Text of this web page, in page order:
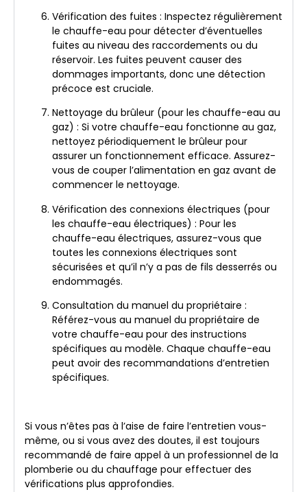
Vérification des fuites : Inspectez régulièrement
le chauffe-eau pour détecter d’éventuelles
fuites au niveau des raccordements ou du
réservoir. Les fuites peuvent causer des
dommages importants, donc une détection
précoce est cruciale.
Nettoyage du brûleur (pour les chauffe-eau au
gaz) : Si votre chauffe-eau fonctionne au gaz,
nettoyez périodiquement le brûleur pour
assurer un fonctionnement efficace. Assurez-
vous de couper l’alimentation en gaz avant de
commencer le nettoyage.
Vérification des connexions électriques (pour
les chauffe-eau électriques) : Pour les
chauffe-eau électriques, assurez-vous que
toutes les connexions électriques sont
sécurisées et qu’il n’y a pas de fils desserrés ou
endommagés.
Consultation du manuel du propriétaire :
Référez-vous au manuel du propriétaire de
votre chauffe-eau pour des instructions
spécifiques au modèle. Chaque chauffe-eau
peut avoir des recommandations d’entretien
spécifiques.
Si vous n’êtes pas à l’aise de faire l’entretien vous-
même, ou si vous avez des doutes, il est toujours
recommandé de faire appel à un professionnel de la
plomberie ou du chauffage pour effectuer des
vérifications plus approfondies.